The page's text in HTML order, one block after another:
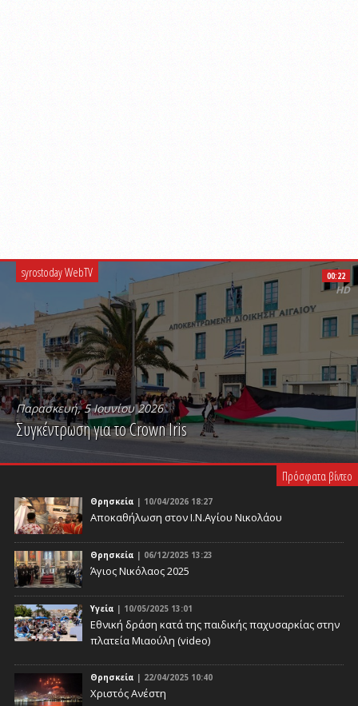
syrostoday WebTV
Παρασκευή, 5 Ιουνίου 2026
Συγκέντρωση για το Crown Iris
PLAY VIDEO
00:22
HD
Πρόσφατα βίντεο
Θρησκεία | 10/04/2026 18:27
Αποκαθήλωση στον Ι.Ν.Αγίου Νικολάου
Θρησκεία | 06/12/2025 13:23
Άγιος Νικόλαος 2025
Υγεία | 10/05/2025 13:01
Eθνική δράση κατά της παιδικής παχυσαρκίας στην
πλατεία Μιαούλη (video)
Θρησκεία | 22/04/2025 10:40
Χριστός Ανέστη